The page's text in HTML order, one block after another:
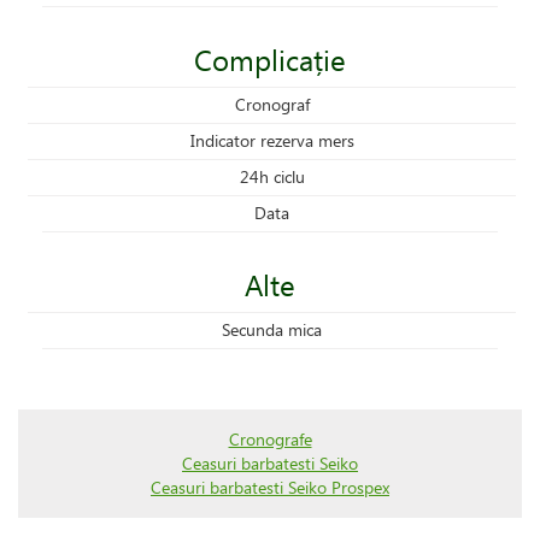
Complicație
Cronograf
Indicator rezerva mers
24h ciclu
Data
Alte
Secunda mica
Cronografe
Ceasuri barbatesti Seiko
Ceasuri barbatesti Seiko Prospex